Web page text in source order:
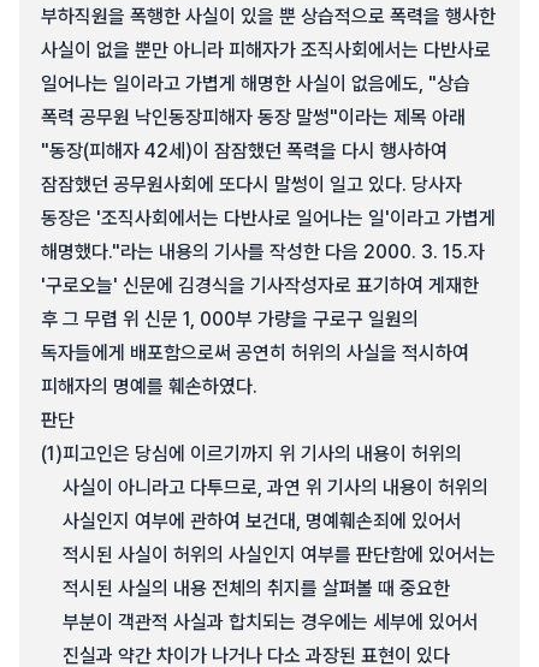
부하직원을 폭행한 사실이 있을 뿐 상습적으로 폭력을 행사한
사실이 없을 뿐만 아니라 피해자가 조직사회에서는 다반사로
일어나는 일이라고 가볍게 해명한 사실이 없음에도, "상습
폭력 공무원 낙인동장피해자 동장 말썽"이라는 제목 아래
"동장(피해자 42세)이 잠잠했던 폭력을 다시 행사하여
잠잠했던 공무원사회에 또다시 말썽이 일고 있다. 당사자
동장은 '조직사회에서는 다반사로 일어나는 일'이라고 가볍게
해명했다."라는 내용의 기사를 작성한 다음 2000. 3. 15.자
'구로오늘' 신문에 김경식을 기사작성자로 표기하여 게재한
후 그 무렵 위 신문 1, 000부 가량을 구로구 일원의
독자들에게 배포함으로써 공연히 허위의 사실을 적시하여
피해자의 명예를 훼손하였다.
판단
(1)피고인은 당심에 이르기까지 위 기사의 내용이 허위의
사실이 아니라고 다투므로, 과연 위 기사의 내용이 허위의
사실인지 여부에 관하여 보건대, 명예훼손죄에 있어서
적시된 사실이 허위의 사실인지 여부를 판단함에 있어서는
적시된 사실의 내용 전체의 취지를 살펴볼 때 중요한
부분이 객관적 사실과 합치되는 경우에는 세부에 있어서
진실과 약간 차이가 나거나 다소 과장된 표현이 있다